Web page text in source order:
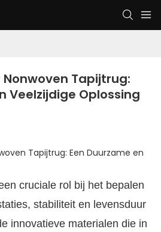
Nonwoven Tapijtrug:
Veelzijdige Oplossing
cruciale rol bij het bepalen
stabiliteit en levensduur
innovatieve materialen die in